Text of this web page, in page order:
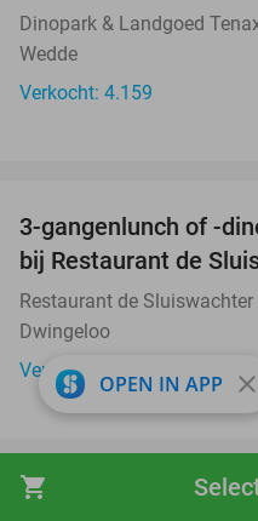
shopping_cart
Dinopark & Landgoed
Wedde
Verkocht: 4.159
3-gangenlunch of -
bij Restaurant de
Restaurant de Sluiswachter
Dwingeloo
Verkocht: 279
Neon minigolf +
OPEN IN APP close